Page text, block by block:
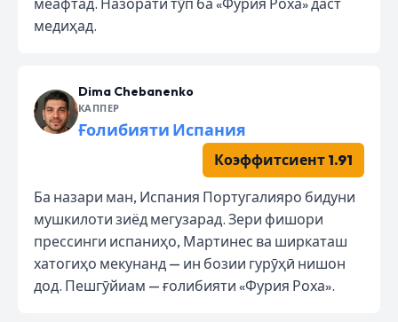
медиҳад.
Dima Chebanenko
КАППЕР
Ғолибияти Испания
Коэффитсиент 1.91
Ба назари ман, Испания Португалияро бидуни
мушкилоти зиёд мегузарад. Зери фишори
прессинги испаниҳо, Мартинес ва ширкаташ
хатогиҳо мекунанд — ин бозии гурӯҳӣ нишон
дод. Пешгӯйиам — ғолибияти «Фурия Роха».